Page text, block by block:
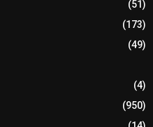
(51)
(173)
(49)
(4)
(950)